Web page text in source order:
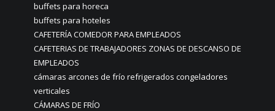
buffets para horeca
buffets para hoteles
CAFETERÍA COMEDOR PARA EMPLEADOS
CAFETERIAS DE TRABAJADORES ZONAS DE DESCANSO DE
EMPLEADOS
cámaras arcones de frío refrigerados congeladores
verticales
CÁMARAS DE FRÍO